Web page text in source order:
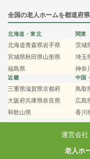
全国の老人ホームを都道府
北海道・東北
北海道青森県岩手県
宮城県秋田県山形県
福島県
関東
茨城
埼玉
神奈
近畿
三重県滋賀県京都府
大阪府兵庫県奈良県
和歌山県
中国
鳥取
広島
香川
運営会
老人ホ